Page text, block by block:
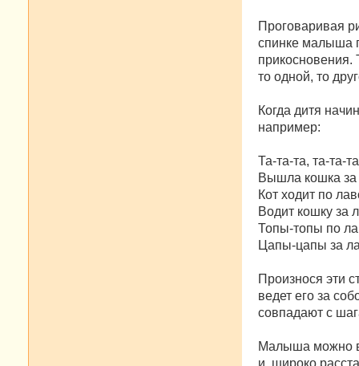
Проговаривая
спинке малыша
то одной, то
Когда дитя
например:
Та-та-та, та-та-
Вышла кошка за
Кот ходит по
Водит кошку за
Топы-топы по
Цапы-цапы за
Произнося эти
ведет его за
совпадают с
Малыша можно
и, широко